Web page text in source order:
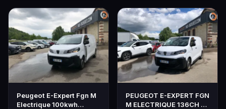
Peugeot E-Expert Fgn M
Electrique 100kwh
PEUGEOT E-EXPERT FGN
M ELECTRIQUE 136CH -